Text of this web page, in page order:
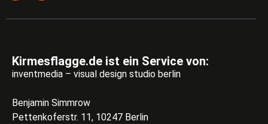
Kirmesflagge.de ist ein Service von:
inventmedia – visual design studio berlin
Benjamin Simmrow
Pettenkoferstr. 11, 10247 Berlin